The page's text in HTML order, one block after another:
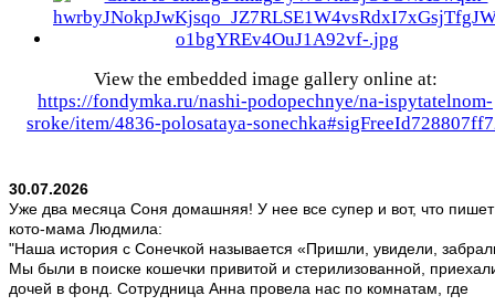
View the embedded image gallery online at:
https://fondymka.ru/nashi-podopechnye/na-ispytatelnom-
sroke/item/4836-polosataya-
30.07.2026
Уже два месяца Соня домашняя! У нее все супер и вот, что
кото-мама Людмила:
"Наша история с Сонечкой называется «Пришли, увидели,
Мы были в поиске кошечки привитой и стерилизованной,
дочей в фонд. Сотрудница Анна провела нас по комнатам, где